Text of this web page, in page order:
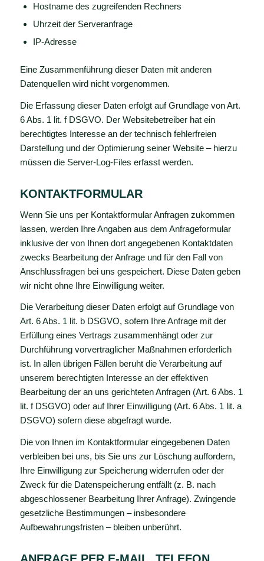
Hostname des zugreifenden Rechners
Uhrzeit der Serveranfrage
IP-Adresse
Eine Zusammenführung dieser Daten mit anderen
Datenquellen wird nicht vorgenommen.
Die Erfassung dieser Daten erfolgt auf Grundlage von Art.
6 Abs. 1 lit. f DSGVO. Der Websitebetreiber hat ein
berechtigtes Interesse an der technisch fehlerfreien
Darstellung und der Optimierung seiner Website – hierzu
müssen die Server-Log-Files erfasst werden.
KONTAKTFORMULAR
Wenn Sie uns per Kontaktformular Anfragen zukommen
lassen, werden Ihre Angaben aus dem Anfrageformular
inklusive der von Ihnen dort angegebenen Kontaktdaten
zwecks Bearbeitung der Anfrage und für den Fall von
Anschlussfragen bei uns gespeichert. Diese Daten geben
wir nicht ohne Ihre Einwilligung weiter.
Die Verarbeitung dieser Daten erfolgt auf Grundlage von
Art. 6 Abs. 1 lit. b DSGVO, sofern Ihre Anfrage mit der
Erfüllung eines Vertrags zusammenhängt oder zur
Durchführung vorvertraglicher Maßnahmen erforderlich
ist. In allen übrigen Fällen beruht die Verarbeitung auf
unserem berechtigten Interesse an der effektiven
Bearbeitung der an uns gerichteten Anfragen (Art. 6 Abs. 1
lit. f DSGVO) oder auf Ihrer Einwilligung (Art. 6 Abs. 1 lit. a
DSGVO) sofern diese abgefragt wurde.
Die von Ihnen im Kontaktformular eingegebenen Daten
verbleiben bei uns, bis Sie uns zur Löschung auffordern,
Ihre Einwilligung zur Speicherung widerrufen oder der
Zweck für die Datenspeicherung entfällt (z. B. nach
abgeschlossener Bearbeitung Ihrer Anfrage). Zwingende
gesetzliche Bestimmungen – insbesondere
Aufbewahrungsfristen – bleiben unberührt.